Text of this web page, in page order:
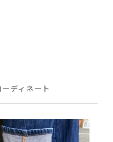
ディネート